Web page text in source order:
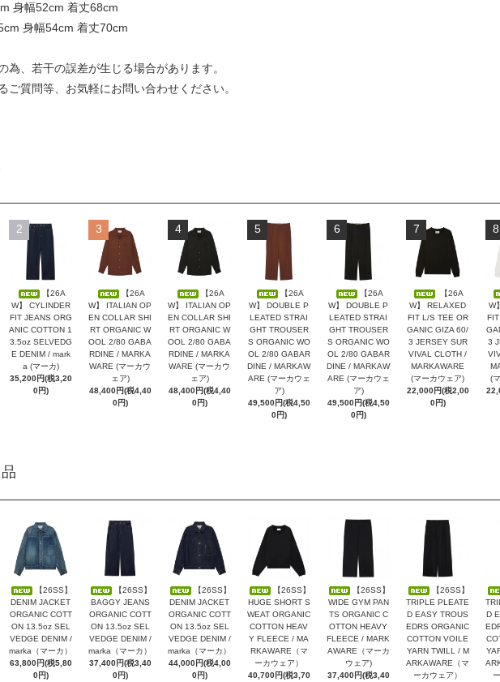
身幅52cm 着丈68cm
身幅54cm 着丈70cm
為、若干の誤差が生じる場合があります。
ご質問等、お気軽にお問い合わせください。
2
【26A
W】 CYLINDER
FIT JEANS ORG
ANIC COTTON 1
3.5oz SELVEDG
E DENIM / mark
a (マーカ)
35,200円(税3,20
0円)
3
【26A
W】 ITALIAN OP
EN COLLAR SHI
RT ORGANIC W
OOL 2/80 GABA
RDINE / MARKA
WARE (マーカウ
ェア)
48,400円(税4,40
0円)
4
【26A
W】 ITALIAN OP
EN COLLAR SHI
RT ORGANIC W
OOL 2/80 GABA
RDINE / MARKA
WARE (マーカウ
ェア)
48,400円(税4,40
0円)
5
【26A
W】 DOUBLE P
LEATED STRAI
GHT TROUSER
S ORGANIC WO
OL 2/80 GABAR
DINE / MARKAW
ARE (マーカウェ
ア)
49,500円(税4,50
0円)
6
【26A
W】 DOUBLE P
LEATED STRAI
GHT TROUSER
S ORGANIC WO
OL 2/80 GABAR
DINE / MARKAW
ARE (マーカウェ
ア)
49,500円(税4,50
0円)
7
【26A
W】 RELAXED
FIT L/S TEE OR
GANIC GIZA 60/
3 JERSEY SUR
VIVAL CLOTH /
MARKAWARE
(マーカウェア)
22,000円(税2,00
0円)
8
W
3
(
【26SS】
DENIM JACKET
ORGANIC COTT
ON 13.5oz SEL
VEDGE DENIM /
marka（マーカ）
63,800円(税5,80
0円)
【26SS】
BAGGY JEANS
ORGANIC COTT
ON 13.5oz SEL
VEDGE DENIM /
marka（マーカ）
37,400円(税3,40
0円)
【26SS】
DENIM JACKET
ORGANIC COTT
ON 13.5oz SEL
VEDGE DENIM /
marka（マーカ）
44,000円(税4,00
0円)
【26SS】
HUGE SHORT S
WEAT ORGANIC
COTTON HEAV
Y FLEECE / MA
RKAWARE（マ
ーカウェア）
40,700円(税3,70
【26SS】
WIDE GYM PAN
TS ORGANIC C
OTTON HEAVY
FLEECE / MARK
AWARE（マーカ
ウェア)
37,400円(税3,40
【26SS】
TRIPLE PLEATE
D EASY TROUS
EDRS ORGANIC
COTTON VOILE
YARN TWILL / M
ARKAWARE（マ
ーカウェア）
D